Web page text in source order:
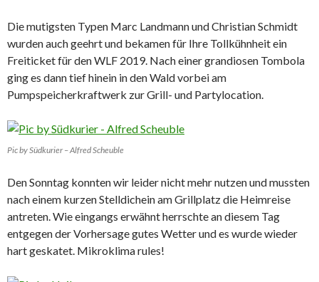
Die mutigsten Typen Marc Landmann und Christian Schmidt
wurden auch geehrt und bekamen für Ihre Tollkühnheit ein
Freiticket für den WLF 2019. Nach einer grandiosen Tombola
ging es dann tief hinein in den Wald vorbei am
Pumpspeicherkraftwerk zur Grill- und Partylocation.
Pic by Südkurier – Alfred Scheuble
Den Sonntag konnten wir leider nicht mehr nutzen und mussten
nach einem kurzen Stelldichein am Grillplatz die Heimreise
antreten. Wie eingangs erwähnt herrschte an diesem Tag
entgegen der Vorhersage gutes Wetter und es wurde wieder
hart geskatet. Mikroklima rules!